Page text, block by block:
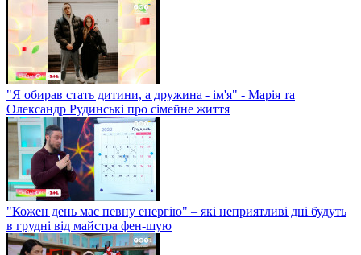
"Я обирав стать дитини, а дружина - ім'я" - Марія та
Олександр Рудинські про сімейне життя
"Кожен день має певну енергію" – які неприятливі дні будуть
в грудні від майстра фен-шую